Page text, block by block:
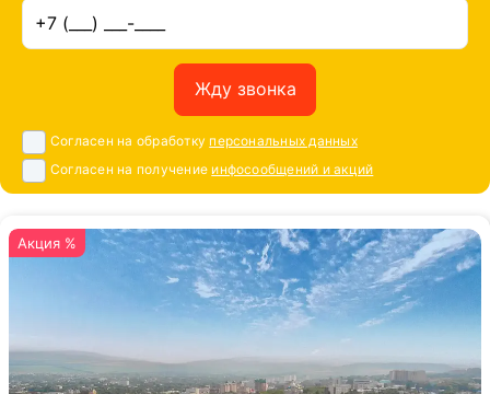
Жду звонка
Согласен на обработку персональных данных
Согласен на получение инфосообщений и акций
Акция %